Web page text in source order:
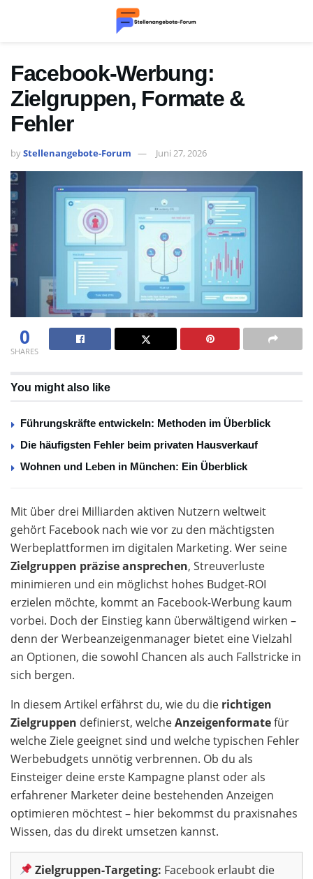
Facebook-Werbung:
Zielgruppen, Formate &
Fehler
byStellenangebote-Forum Juni 27, 2026
0
SHARES
You might also like
Führungskräfte entwickeln: Methoden im Überblick
Die häufigsten Fehler beim privaten Hausverkauf
Wohnen und Leben in München: Ein Überblick
Mit über drei Milliarden aktiven Nutzern weltweit
gehört Facebook nach wie vor zu den mächtigsten
Werbeplattformen im digitalen Marketing. Wer seine
Zielgruppen präzise ansprechen, Streuverluste
minimieren und ein möglichst hohes Budget-ROI
erzielen möchte, kommt an Facebook-Werbung kaum
vorbei. Doch der Einstieg kann überwältigend wirken –
denn der Werbeanzeigenmanager bietet eine Vielzahl
an Optionen, die sowohl Chancen als auch Fallstricke in
sich bergen.
In diesem Artikel erfährst du, wie du die richtigen
Zielgruppen definierst, welcheAnzeigenformatefür
welche Ziele geeignet sind und welche typischen Fehler
Werbebudgets unnötig verbrennen. Ob du als
Einsteiger deine erste Kampagne planst oder als
erfahrener Marketer deine bestehenden Anzeigen
optimieren möchtest – hier bekommst du praxisnahes
Wissen, das du direkt umsetzen kannst.
Zielgruppen-Targeting: Facebook erlaubt die